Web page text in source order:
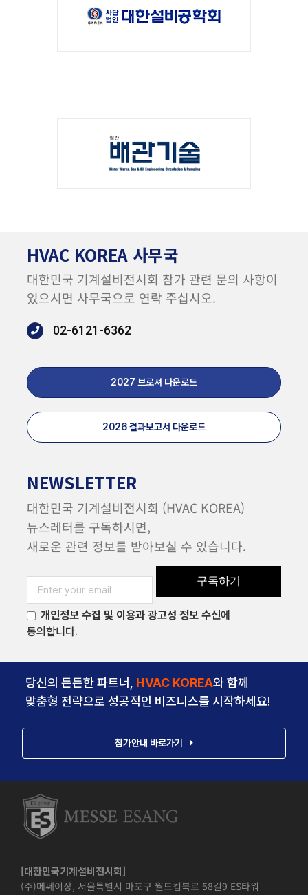
HVAC KOREA 사무국
대한민국 기계설비전시회 참가 관련 문의 사항이
있으시면 사무국으로 연락 주십시오.
02-6121-6362
2027 브로셔 다운로드
2026 결과보고서 다운로드
NEWSLETTER
대한민국 기계설비전시회 (HVAC KOREA)
뉴스레터를 구독하시면,
새로운 관련 정보를 받아보실 수 있습니다.
구독하기
개인정보 수집 및 이용과 광고성 정보 수신에
동의합니다.
당신의 든든한 파트너, HVAC KOREA와 함께
맞춤형 전략으로 성공적인 비즈니스를 시작하세요!
참가안내 바로가기
[대한민국기계설비전시회]
(주)메쎄이상, 서울특별시 마포구 월드컵북로 58길9 ES타워